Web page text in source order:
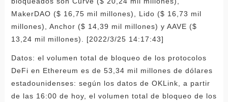
MakerDAO ($ 16,75 mil millones), Lido ($ 16,73 mil
millones), Anchor ($ 14,39 mil millones) y AAVE ($
13,24 mil millones). [2022/3/25 14:17:43]
Datos: el volumen total de bloqueo de los protocolos
DeFi en Ethereum es de 53,34 mil millones de dólares
estadounidenses: según los datos de OKLink, a partir
de las 16:00 de hoy, el volumen total de bloqueo de los